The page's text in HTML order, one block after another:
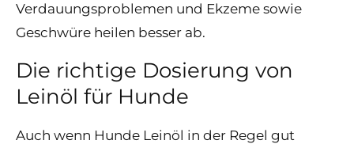
Verdauungsproblemen und Ekzeme sowie
Geschwüre heilen besser ab.
Die richtige Dosierung von
Leinöl für Hunde
Auch wenn Hunde Leinöl in der Regel gut